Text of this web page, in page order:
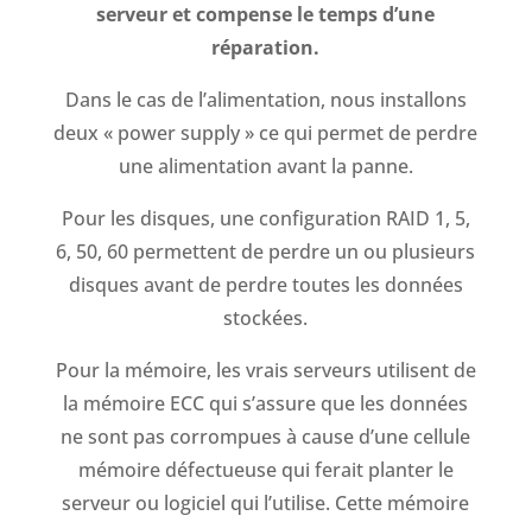
serveur et compense le temps d’une
réparation.
Dans le cas de l’alimentation, nous installons
deux « power supply » ce qui permet de perdre
une alimentation avant la panne.
Pour les disques, une configuration RAID 1, 5,
6, 50, 60 permettent de perdre un ou plusieurs
disques avant de perdre toutes les données
stockées.
Pour la mémoire, les vrais serveurs utilisent de
la mémoire ECC qui s’assure que les données
ne sont pas corrompues à cause d’une cellule
mémoire défectueuse qui ferait planter le
serveur ou logiciel qui l’utilise. Cette mémoire